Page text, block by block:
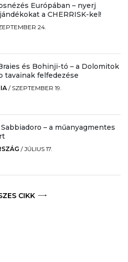
Európában – nyerj
a CHERRISK-kel!
24.
és Bohinji-tó – a Dolomitok
tavainak felfedezése
/ SZEPTEMBER 19.
– a műanyagmentes
/JÚLIUS 17.
CIKK